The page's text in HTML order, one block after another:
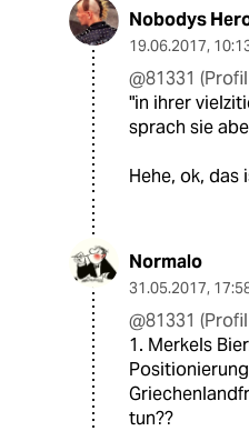
Nobodys
19.06.2017,
@81331
"in ihrer
sprach sie
Hehe, ok, das
Normalo
31.05.2017,
@81331
1. Merkels
tun??